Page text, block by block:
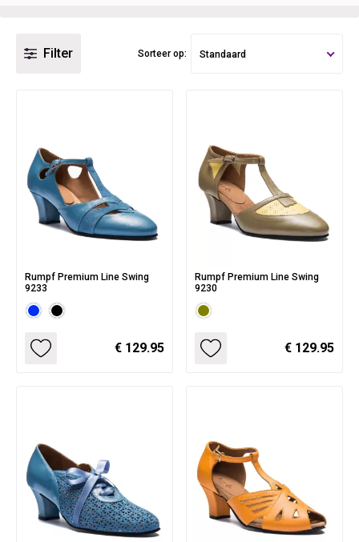
Filter Sorteer op: Standaard
Rumpf Premium Line Swing
9233
€ 129.95
Rumpf Premium Line Swing
9230
€ 129.95